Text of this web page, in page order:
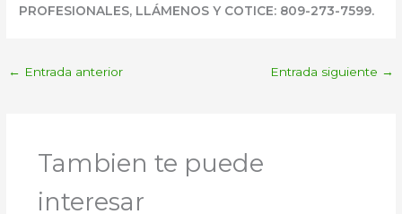
PROFESIONALES, LLÁMENOS Y COTICE: 809-273-7599.
← Entrada anterior Entrada siguiente →
Tambien te puede
interesar